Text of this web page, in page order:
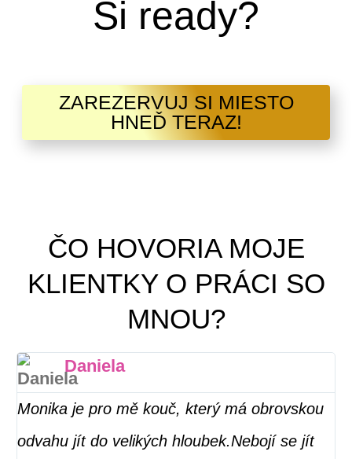
Si ready?
ZAREZERVUJ SI MIESTO
HNEĎ TERAZ!
ČO HOVORIA MOJE
KLIENTKY O PRÁCI SO
MNOU?
Daniela
Monika je pro mě kouč, který má obrovskou
odvahu jít do velikých hloubek.Nebojí se jít